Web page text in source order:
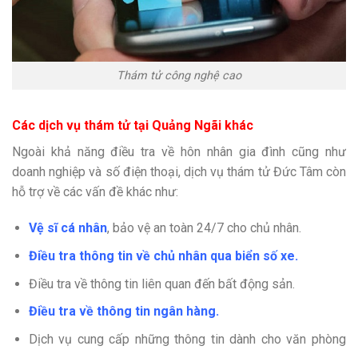
Thám tử công nghệ cao
Các dịch vụ thám tử tại Quảng Ngãi khác
Ngoài khả năng điều tra về hôn nhân gia đình cũng như
doanh nghiệp và số điện thoại, dịch vụ thám tử Đức Tâm còn
hỗ trợ về các vấn đề khác như:
Vệ sĩ cá nhân, bảo vệ an toàn 24/7 cho chủ nhân.
Điều tra thông tin về chủ nhân qua biển số xe.
Điều tra về thông tin liên quan đến bất động sản.
Điều tra về thông tin ngân hàng.
Dịch vụ cung cấp những thông tin dành cho văn phòng